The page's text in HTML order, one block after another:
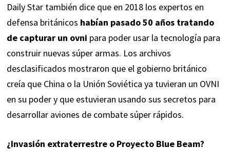
Daily Star también dice que en 2018 los expertos en
defensa británicos habían pasado 50 años tratando
de capturar un ovni para poder usar la tecnología para
construir nuevas súper armas. Los archivos
desclasificados mostraron que el gobierno británico
creía que China o la Unión Soviética ya tuvieran un OVNI
en su poder y que estuvieran usando sus secretos para
desarrollar aviones de combate súper rápidos.
¿Invasión extraterrestre o Proyecto Blue Beam?